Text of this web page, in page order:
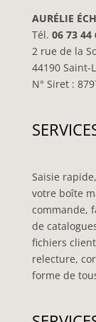
AURÉLIE
Tél. 06 73 44
2 rue de la
44190 Saint-
N° Siret :
Saisie
votre boîte
commande,
de
fichiers
relecture,
forme de